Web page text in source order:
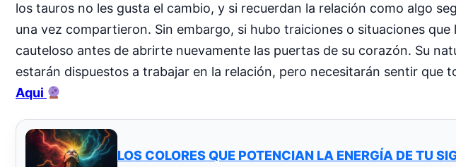
los tauros no les gusta el cambio, y si recuerdan la relación como algo
una vez compartieron. Sin embargo, si hubo traiciones o situaciones
cauteloso antes de abrirte nuevamente las puertas de su corazón. Su
estarán dispuestos a trabajar en la relación, pero necesitarán sentir que
Aqui
LOS COLORES QUE POTENCIAN LA ENERGÍA DE TU